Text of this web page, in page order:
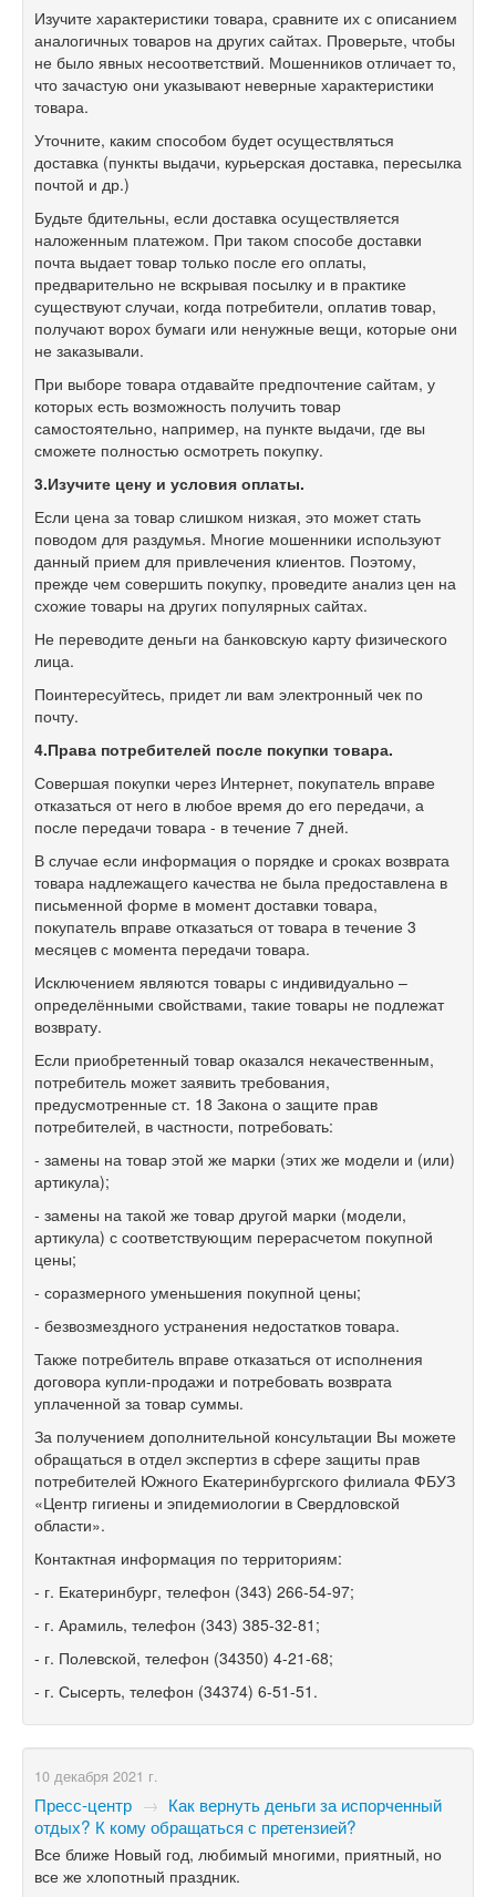
Изучите характеристики товара, сравните их с описанием
аналогичных товаров на других сайтах. Проверьте, чтобы
не было явных несоответствий. Мошенников отличает то,
что зачастую они указывают неверные характеристики
товара.
Уточните, каким способом будет осуществляться
доставка (пункты выдачи, курьерская доставка, пересылка
почтой и др.)
Будьте бдительны, если доставка осуществляется
наложенным платежом. При таком способе доставки
почта выдает товар только после его оплаты,
предварительно не вскрывая посылку и в практике
существуют случаи, когда потребители, оплатив товар,
получают ворох бумаги или ненужные вещи, которые они
не заказывали.
При выборе товара отдавайте предпочтение сайтам, у
которых есть возможность получить товар
самостоятельно, например, на пункте выдачи, где вы
сможете полностью осмотреть покупку.
3.Изучите цену и условия оплаты.
Если цена за товар слишком низкая, это может стать
поводом для раздумья. Многие мошенники используют
данный прием для привлечения клиентов. Поэтому,
прежде чем совершить покупку, проведите анализ цен на
схожие товары на других популярных сайтах.
Не переводите деньги на банковскую карту физического
лица.
Поинтересуйтесь, придет ли вам электронный чек по
почту.
4.Права потребителей после покупки товара.
Совершая покупки через Интернет, покупатель вправе
отказаться от него в любое время до его передачи, а
после передачи товара - в течение 7 дней.
В случае если информация о порядке и сроках возврата
товара надлежащего качества не была предоставлена в
письменной форме в момент доставки товара,
покупатель вправе отказаться от товара в течение 3
месяцев с момента передачи товара.
Исключением являются товары с индивидуально –
определёнными свойствами, такие товары не подлежат
возврату.
Если приобретенный товар оказался некачественным,
потребитель может заявить требования,
предусмотренные ст. 18 Закона о защите прав
потребителей, в частности, потребовать:
- замены на товар этой же марки (этих же модели и (или)
артикула);
- замены на такой же товар другой марки (модели,
артикула) с соответствующим перерасчетом покупной
цены;
- соразмерного уменьшения покупной цены;
- безвозмездного устранения недостатков товара.
Также потребитель вправе отказаться от исполнения
договора купли-продажи и потребовать возврата
уплаченной за товар суммы.
За получением дополнительной консультации Вы можете
обращаться в отдел экспертиз в сфере защиты прав
потребителей Южного Екатеринбургского филиала ФБУЗ
«Центр гигиены и эпидемиологии в Свердловской
области».
Контактная информация по территориям:
- г. Екатеринбург, телефон (343) 266-54-97;
- г. Арамиль, телефон (343) 385-32-81;
- г. Полевской, телефон (34350) 4-21-68;
- г. Сысерть, телефон (34374) 6-51-51.
10 декабря 2021 г.
Пресс-центр → Как вернуть деньги за испорченный
отдых? К кому обращаться с претензией?
Все ближе Новый год, любимый многими, приятный, но
все же хлопотный праздник.